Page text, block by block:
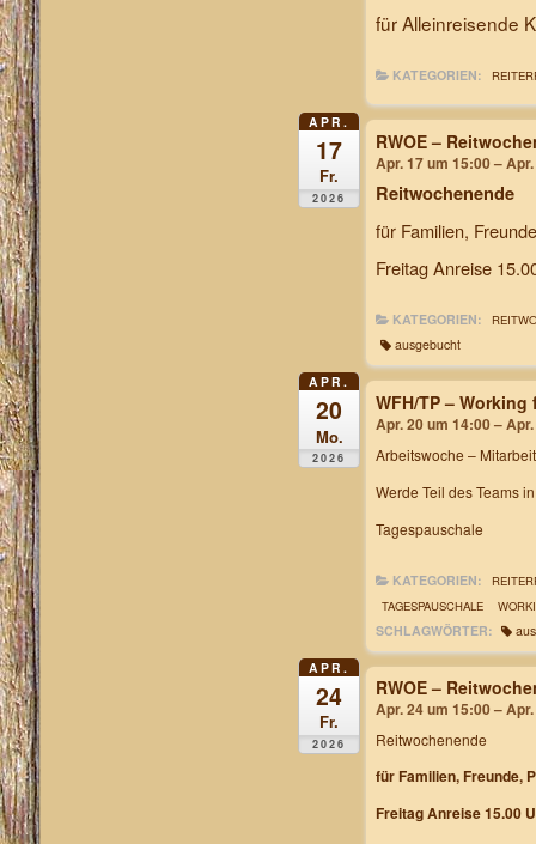
für Alleinreisende
KATEGORIEN:
APR.
17
Fr.
2026
RWOE –
Apr. 17 um 15:00 –
Reitwochenende
für Familien,
Freitag Anreise
KATEGORIEN:
ausgebucht
APR.
20
Mo.
2026
WFH/TP –
Apr. 20 um 14:00 –
Arbeitswoche –
Werde Teil des Teams
Tagespauschale
KATEGORIEN:
TAGESPAUSCHALE
SCHLAGWÖRTER:
APR.
24
Fr.
2026
RWOE –
Apr. 24 um 15:00 –
Reitwochenende
für Familien, Freunde,
Freitag Anreise 15.00